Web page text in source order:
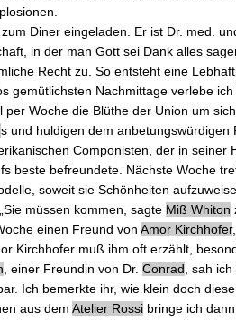
Diner eingeladen. Er ist Dr. med.
in der man Gott sei Dank alles
Recht zu. So entsteht eine
gemütlichsten Nachmittage verlebe
per Woche die Blüthe der Union um
s und huldigen dem
Componisten , der in
beste befreundete. Nächste Woche
soweit sie Schönheiten
müssen kommen, sagte Miß Whiton
einen Freund von Amor Kirchhofer
Kirchhofer muß ihm oft erzählt,
, einer Freundin von Dr. Conrad , sah
Ich bemerkte ihr, wie klein doch
aus dem Atelier Rossibringe ich dann